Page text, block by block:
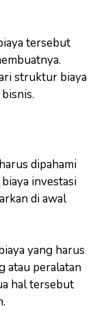
tersebut
struktur biaya
dipahami
investasi
di awal
yang harus
atau peralatan
hal tersebut